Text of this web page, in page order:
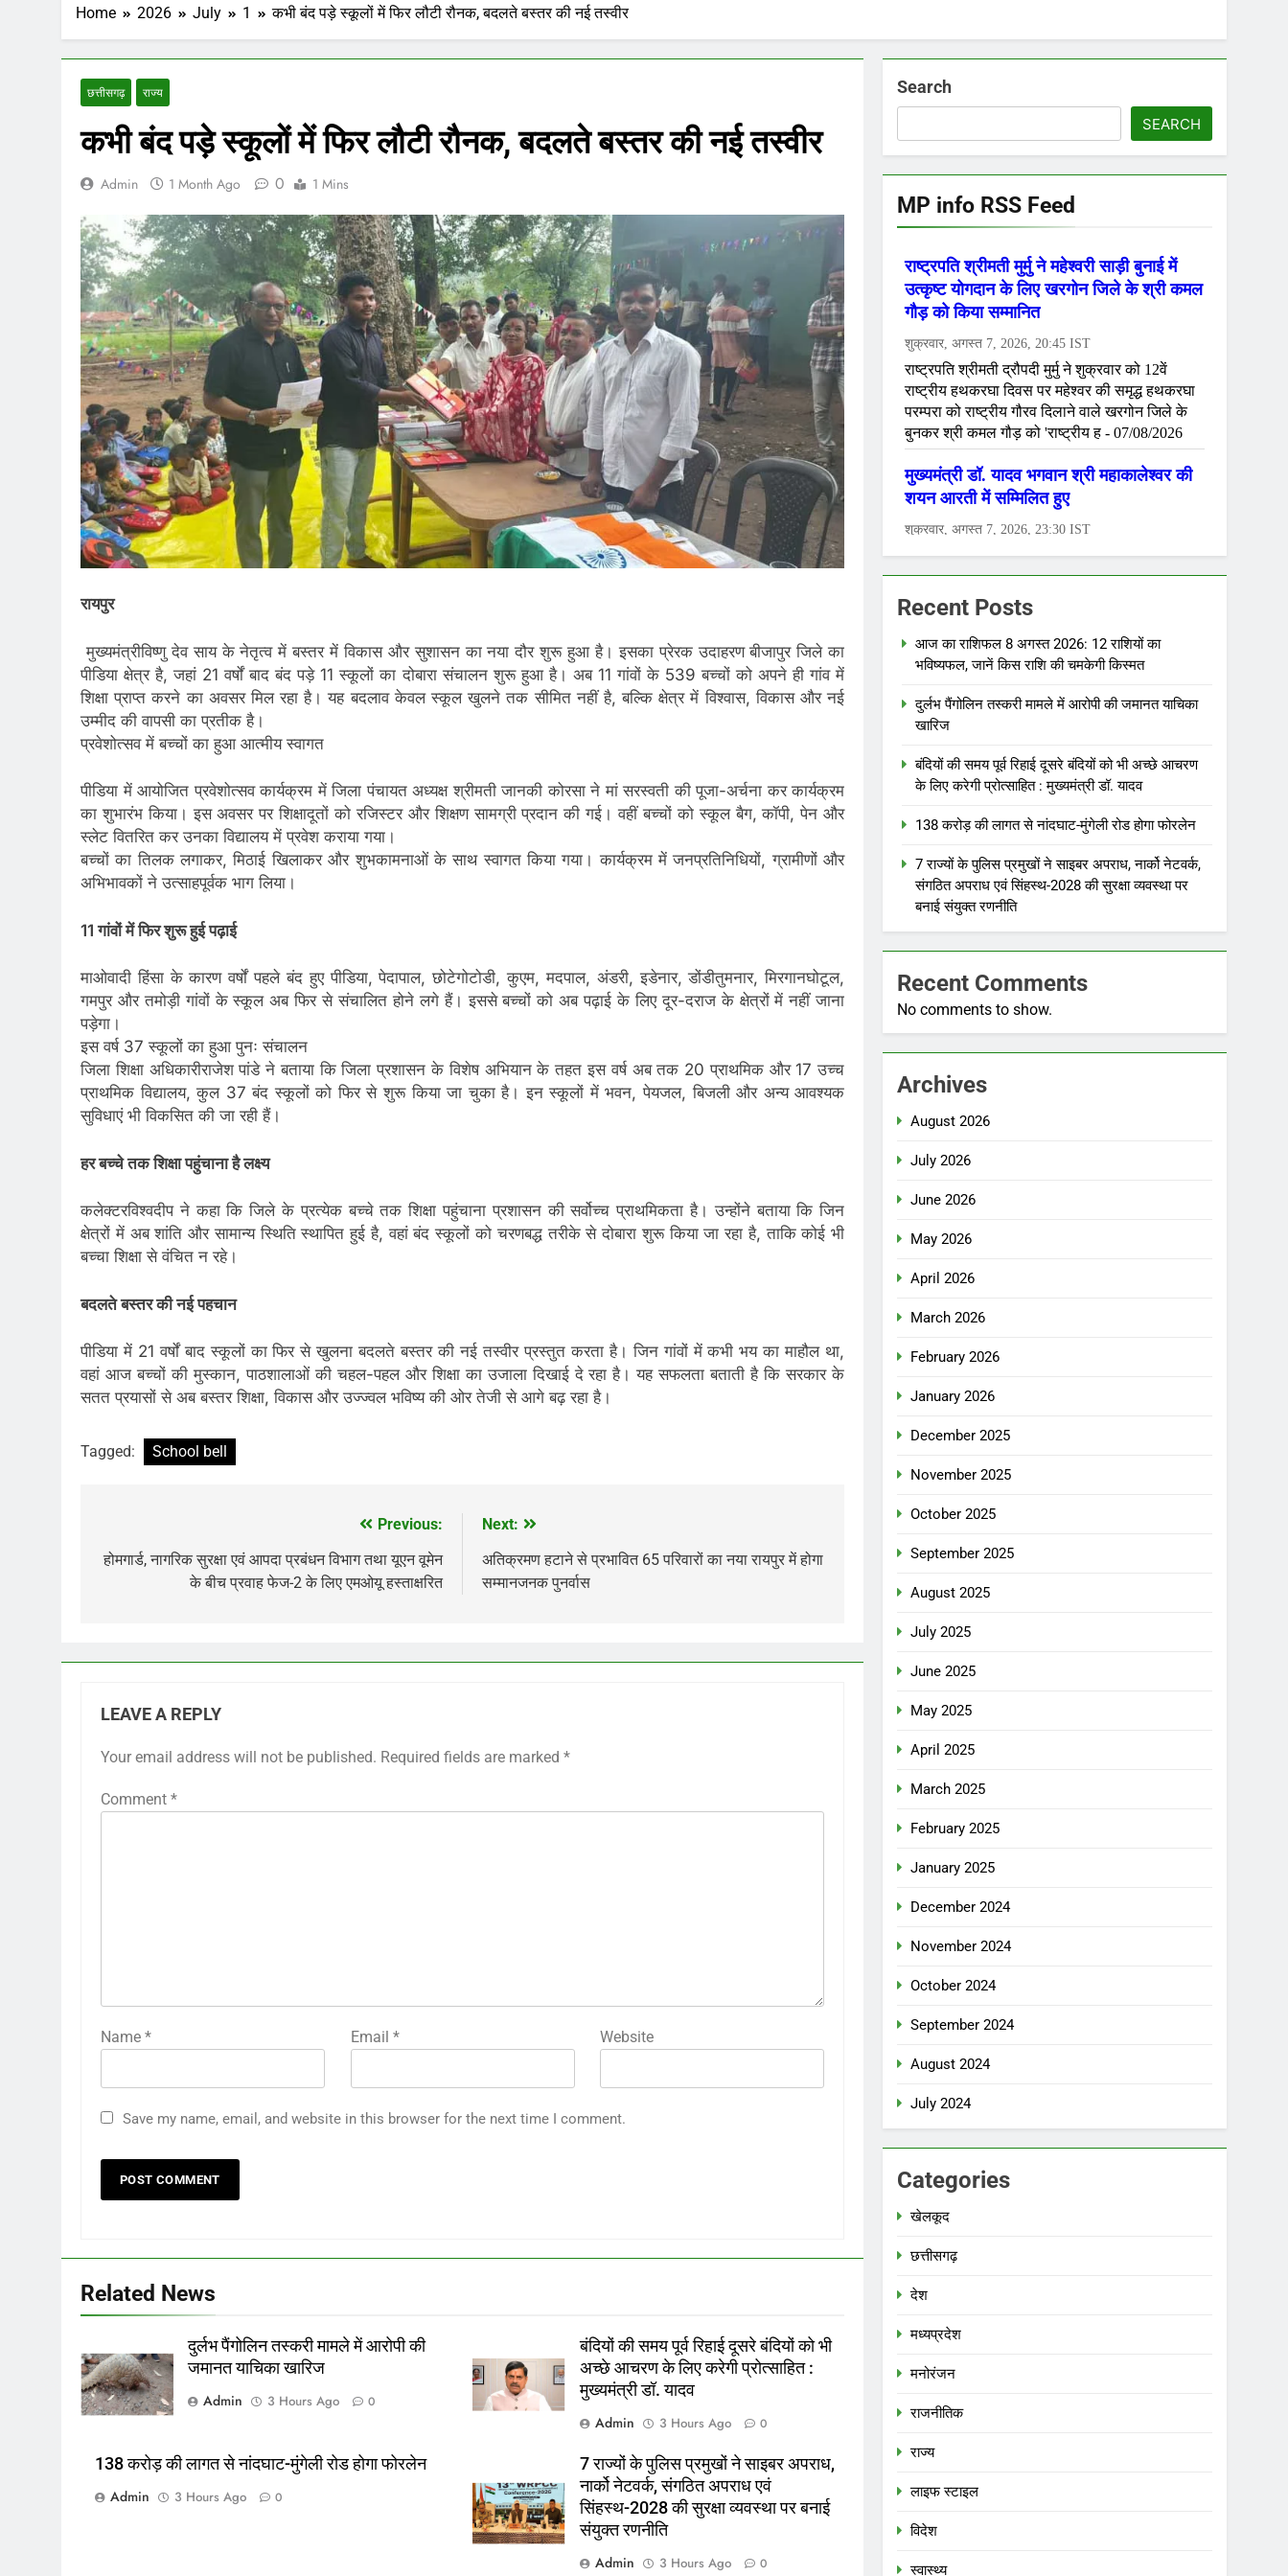
Home 2026 July 1 कभी बंद पड़े स्कूलों में फिर लौटी रौनक, बदलते बस्तर की नई तस्वीर
छत्तीसगढ़ राज्य
कभी बंद पड़े स्कूलों में फिर लौटी रौनक, बदलते बस्तर की नई तस्वीर
Admin 1 Month Ago 0 1 Mins
रायपुर
मुख्यमंत्रीविष्णु देव साय के नेतृत्व में बस्तर में विकास और सुशासन का नया दौर शुरू हुआ है। इसका प्रेरक उदाहरण बीजापुर जिले का
पीडिया क्षेत्र है, जहां 21 वर्षों बाद बंद पड़े 11 स्कूलों का दोबारा संचालन शुरू हुआ है। अब 11 गांवों के 539 बच्चों को अपने ही गांव में
शिक्षा प्राप्त करने का अवसर मिल रहा है। यह बदलाव केवल स्कूल खुलने तक सीमित नहीं है, बल्कि क्षेत्र में विश्वास, विकास और नई
उम्मीद की वापसी का प्रतीक है।
प्रवेशोत्सव में बच्चों का हुआ आत्मीय स्वागत
पीडिया में आयोजित प्रवेशोत्सव कार्यक्रम में जिला पंचायत अध्यक्ष श्रीमती जानकी कोरसा ने मां सरस्वती की पूजा-अर्चना कर कार्यक्रम
का शुभारंभ किया। इस अवसर पर शिक्षादूतों को रजिस्टर और शिक्षण सामग्री प्रदान की गई। वहीं बच्चों को स्कूल बैग, कॉपी, पेन और
स्लेट वितरित कर उनका विद्यालय में प्रवेश कराया गया।
बच्चों का तिलक लगाकर, मिठाई खिलाकर और शुभकामनाओं के साथ स्वागत किया गया। कार्यक्रम में जनप्रतिनिधियों, ग्रामीणों और
अभिभावकों ने उत्साहपूर्वक भाग लिया।
11 गांवों में फिर शुरू हुई पढ़ाई
माओवादी हिंसा के कारण वर्षों पहले बंद हुए पीडिया, पेदापाल, छोटेगोटोडी, कुएम, मदपाल, अंडरी, इडेनार, डोंडीतुमनार, मिरगानघोटूल,
गमपुर और तमोड़ी गांवों के स्कूल अब फिर से संचालित होने लगे हैं। इससे बच्चों को अब पढ़ाई के लिए दूर-दराज के क्षेत्रों में नहीं जाना
पड़ेगा।
इस वर्ष 37 स्कूलों का हुआ पुनः संचालन
जिला शिक्षा अधिकारीराजेश पांडे ने बताया कि जिला प्रशासन के विशेष अभियान के तहत इस वर्ष अब तक 20 प्राथमिक और 17 उच्च
प्राथमिक विद्यालय, कुल 37 बंद स्कूलों को फिर से शुरू किया जा चुका है। इन स्कूलों में भवन, पेयजल, बिजली और अन्य आवश्यक
सुविधाएं भी विकसित की जा रही हैं।
हर बच्चे तक शिक्षा पहुंचाना है लक्ष्य
कलेक्टरविश्वदीप ने कहा कि जिले के प्रत्येक बच्चे तक शिक्षा पहुंचाना प्रशासन की सर्वोच्च प्राथमिकता है। उन्होंने बताया कि जिन
क्षेत्रों में अब शांति और सामान्य स्थिति स्थापित हुई है, वहां बंद स्कूलों को चरणबद्ध तरीके से दोबारा शुरू किया जा रहा है, ताकि कोई भी
बच्चा शिक्षा से वंचित न रहे।
बदलते बस्तर की नई पहचान
पीडिया में 21 वर्षों बाद स्कूलों का फिर से खुलना बदलते बस्तर की नई तस्वीर प्रस्तुत करता है। जिन गांवों में कभी भय का माहौल था,
वहां आज बच्चों की मुस्कान, पाठशालाओं की चहल-पहल और शिक्षा का उजाला दिखाई दे रहा है। यह सफलता बताती है कि सरकार के
सतत प्रयासों से अब बस्तर शिक्षा, विकास और उज्ज्वल भविष्य की ओर तेजी से आगे बढ़ रहा है।
Tagged: School bell
navigation
Previous:
होमगार्ड, नागरिक सुरक्षा एवं आपदा प्रबंधन विभाग तथा यूएन वूमेन
के बीच प्रवाह फेज-2 के लिए एमओयू हस्ताक्षरित
Next:
अतिक्रमण हटाने से प्रभावित 65 परिवारों का नया रायपुर में होगा
सम्मानजनक पुनर्वास
LEAVE A REPLY
Your email address will not be published. Required fields are marked *
Comment *
Name * Email * Website
Save my name, email, and website in this browser for the next time I comment.
Related News
दुर्लभ पैंगोलिन तस्करी मामले में आरोपी की
जमानत याचिका खारिज
Admin
3 Hours Ago 0
बंदियों की समय पूर्व रिहाई दूसरे बंदियों को भी
अच्छे आचरण के लिए करेगी प्रोत्साहित :
मुख्यमंत्री डॉ. यादव
Admin
3 Hours Ago 0
138 करोड़ की लागत से नांदघाट-मुंगेली रोड होगा फोरलेन
Admin
3 Hours Ago 0
7 राज्यों के पुलिस प्रमुखों ने साइबर अपराध,
नार्को नेटवर्क, संगठित अपराध एवं
सिंहस्थ-2028 की सुरक्षा व्यवस्था पर बनाई
संयुक्त रणनीति
Admin
3 Hours Ago 0
Search
SEARCH
MP info RSS Feed
Recent Posts
आज का राशिफल 8 अगस्त 2026: 12 राशियों का
भविष्यफल, जानें किस राशि की चमकेगी किस्मत
दुर्लभ पैंगोलिन तस्करी मामले में आरोपी की जमानत याचिका
खारिज
बंदियों की समय पूर्व रिहाई दूसरे बंदियों को भी अच्छे आचरण
के लिए करेगी प्रोत्साहित : मुख्यमंत्री डॉ. यादव
138 करोड़ की लागत से नांदघाट-मुंगेली रोड होगा फोरलेन
7 राज्यों के पुलिस प्रमुखों ने साइबर अपराध, नार्को नेटवर्क,
संगठित अपराध एवं सिंहस्थ-2028 की सुरक्षा व्यवस्था पर
बनाई संयुक्त रणनीति
Recent Comments
No comments to show.
Archives
August 2026
July 2026
June 2026
May 2026
April 2026
March 2026
February 2026
January 2026
December 2025
November 2025
October 2025
September 2025
August 2025
July 2025
June 2025
May 2025
April 2025
March 2025
February 2025
January 2025
December 2024
November 2024
October 2024
September 2024
August 2024
July 2024
Categories
खेलकूद
छत्तीसगढ़
देश
मध्‍यप्रदेश
मनोरंजन
राजनीतिक
राज्य
लाइफ स्टाइल
विदेश
स्‍वास्‍थ्‍य